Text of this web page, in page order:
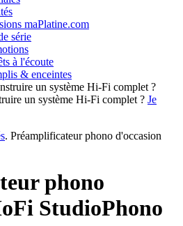
maPlatine.com
série
à l'écoute
& enceintes
un système Hi-Fi complet ? Je
. Préamplificateur phono d'occasion
phono
StudioPhono